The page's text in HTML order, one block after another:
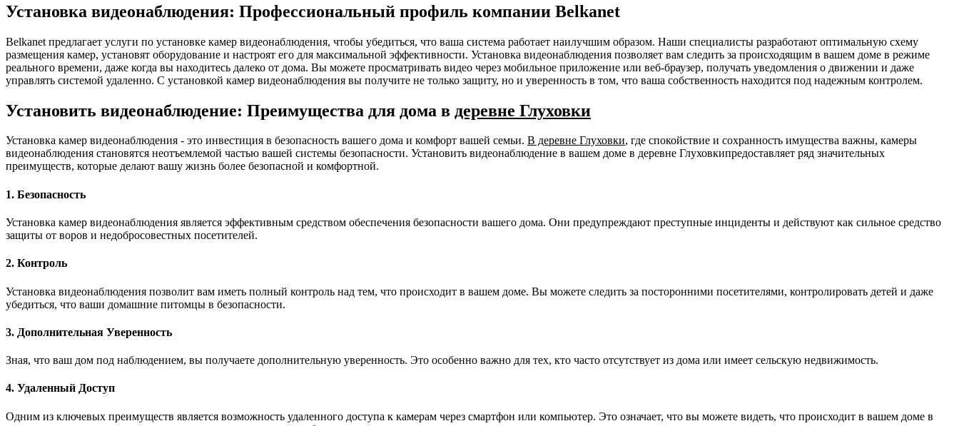
Установка видеонаблюдения: Профессиональный профиль компании Belkanet
Belkanet предлагает услуги по установке камер видеонаблюдения, чтобы убедиться, что ваша система работает наилучшим образом. Наши специалисты разработают оптимальную схему
размещения камер, установят оборудование и настроят его для максимальной эффективности. Установка видеонаблюдения позволяет вам следить за происходящим в вашем доме в режиме
реального времени, даже когда вы находитесь далеко от дома. Вы можете просматривать видео через мобильное приложение или веб-браузер, получать уведомления о движении и даже
управлять системой удаленно. С установкой камер видеонаблюдения вы получите не только защиту, но и уверенность в том, что ваша собственность находится под надежным контролем.
Установить видеонаблюдение: Преимущества для дома в деревне Глуховки
Установка камер видеонаблюдения - это инвестиция в безопасность вашего дома и комфорт вашей семьи. В деревне Глуховки, где спокойствие и сохранность имущества важны, камеры
видеонаблюдения становятся неотъемлемой частью вашей системы безопасности. Установить видеонаблюдение в вашем доме в деревне Глуховкипредоставляет ряд значительных
преимуществ, которые делают вашу жизнь более безопасной и комфортной.
1. Безопасность
Установка камер видеонаблюдения является эффективным средством обеспечения безопасности вашего дома. Они предупреждают преступные инциденты и действуют как сильное средство
защиты от воров и недобросовестных посетителей.
2. Контроль
Установка видеонаблюдения позволит вам иметь полный контроль над тем, что происходит в вашем доме. Вы можете следить за посторонними посетителями, контролировать детей и даже
убедиться, что ваши домашние питомцы в безопасности.
3. Дополнительная Уверенность
Зная, что ваш дом под наблюдением, вы получаете дополнительную уверенность. Это особенно важно для тех, кто часто отсутствует из дома или имеет сельскую недвижимость.
4. Удаленный Доступ
Одним из ключевых преимуществ является возможность удаленного доступа к камерам через смартфон или компьютер. Это означает, что вы можете видеть, что происходит в вашем доме в